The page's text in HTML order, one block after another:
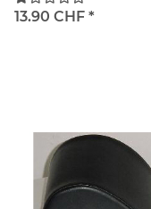
13.90 CHF *